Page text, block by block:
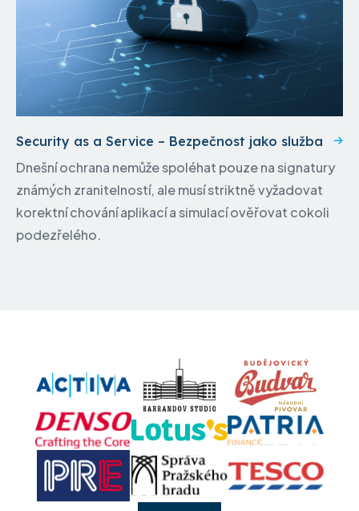
Security as a Service – Bezpečnost jako služba
Dnešní ochrana nemůže spoléhat pouze na signatury
známých zranitelností, ale musí striktně vyžadovat
korektní chování aplikací a simulací ověřovat cokoli
podezřelého.